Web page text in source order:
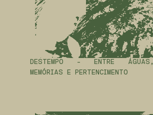
DESTEMPO - ENTRE ÁGUAS,
MEMÓRIAS E PERTENCIMENTO